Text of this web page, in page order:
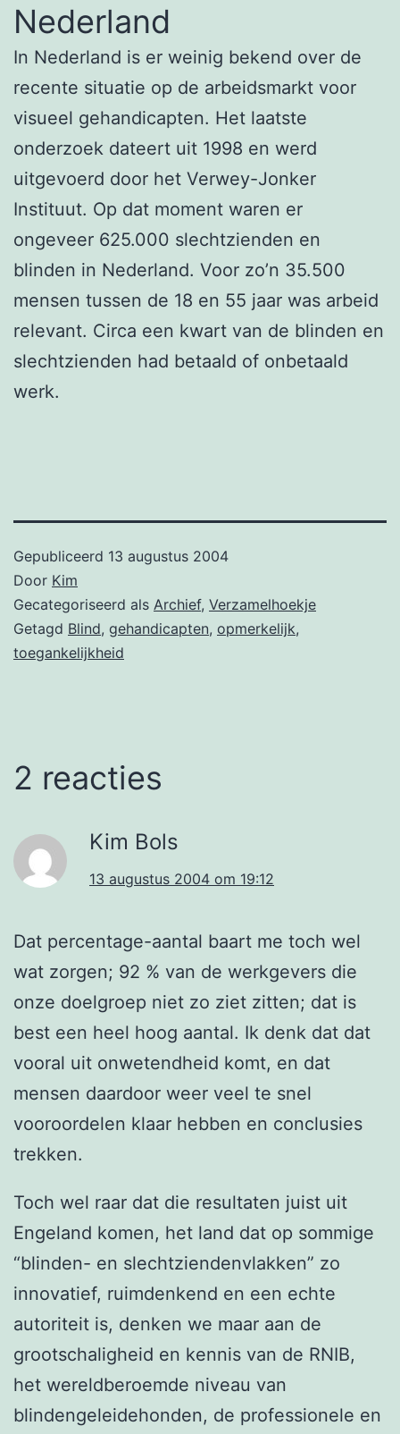
Nederland
In Nederland is er weinig bekend over de
recente situatie op de arbeidsmarkt voor
visueel gehandicapten. Het laatste
onderzoek dateert uit 1998 en werd
uitgevoerd door het Verwey-Jonker
Instituut. Op dat moment waren er
ongeveer 625.000 slechtzienden en
blinden in Nederland. Voor zo’n 35.500
mensen tussen de 18 en 55 jaar was arbeid
relevant. Circa een kwart van de blinden en
slechtzienden had betaald of onbetaald
werk.
Gepubliceerd 13 augustus 2004
Door Kim
Gecategoriseerd als Archief, Verzamelhoekje
Getagd Blind, gehandicapten, opmerkelijk,
toegankelijkheid
2 reacties
Kim Bols
13 augustus 2004 om 19:12
Dat percentage-aantal baart me toch wel
wat zorgen; 92 % van de werkgevers die
onze doelgroep niet zo ziet zitten; dat is
best een heel hoog aantal. Ik denk dat dat
vooral uit onwetendheid komt, en dat
mensen daardoor weer veel te snel
vooroordelen klaar hebben en conclusies
trekken.
Toch wel raar dat die resultaten juist uit
Engeland komen, het land dat op sommige
“blinden- en slechtziendenvlakken” zo
innovatief, ruimdenkend en een echte
autoriteit is, denken we maar aan de
grootschaligheid en kennis van de RNIB,
het wereldberoemde niveau van
blindengeleidehonden, de professionele en